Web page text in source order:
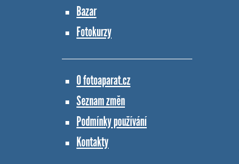
Bazar
Fotokurzy
O fotoaparat.cz
Seznam změn
Podmínky používání
Kontakty